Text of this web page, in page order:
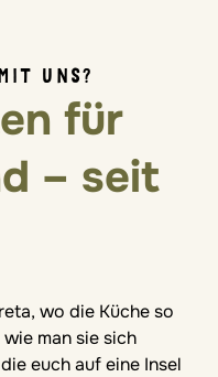
UNS?
für
– seit
wo die Küche so
man sie sich
euch auf eine Insel